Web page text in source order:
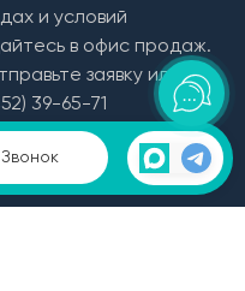
Звонок
и условий
в офис продаж.
заявку или
39-65-71
и политика
персональных